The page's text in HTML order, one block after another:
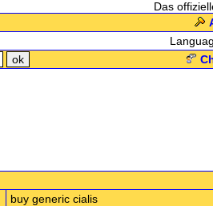
Das
buy generic cialis